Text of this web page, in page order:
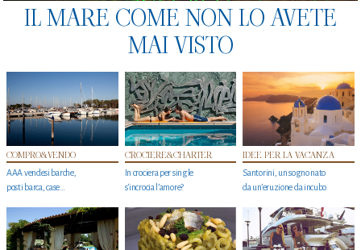
IL MARE COME NON LO AVETE
MAI VISTO
COMPRO&VENDO
AAA vendesi barche,
posti barca, case…
CROCIERE&CHARTER
In crociera per single
s'incrocia l’amore?
IDEE PER LA VACANZA
Santorini, un sogno nato
da un’eruzione da incubo